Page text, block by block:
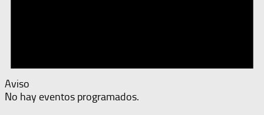
Aviso
No hay eventos programados.